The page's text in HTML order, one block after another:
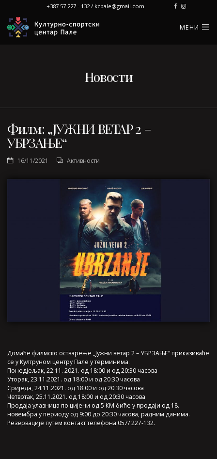
+387 57 227 - 132 / kcpale@gmail.com
МЕНИ
Новости
Филм: „ЈУЖНИ ВЕТАР 2 –
УБРЗАЊЕ“
16/11/2021 Активности
Домаће филмско остварење „Јужни ветар 2 – УБРЗАЊЕ“ приказиваће
се у Култруном центру Пале у терминима:
Понедјељак, 22.11. 2021. од 18:00 и од 20:30 часова
Уторак, 23.11.2021. од 18:00 и од 20:30 часова
Сриједа, 24.11.2021. од 18:00 и од 20:30 часова
Четвртак, 25.11.2021. од 18:00 и од 20:30 часова
Продаја улазница по цијени од 5 КМ биће у продаји од 18.
новембра у периоду од 9:00 до 20:30 часова, радним данима.
Резервације путем контакт телефона 057/ 227-132.